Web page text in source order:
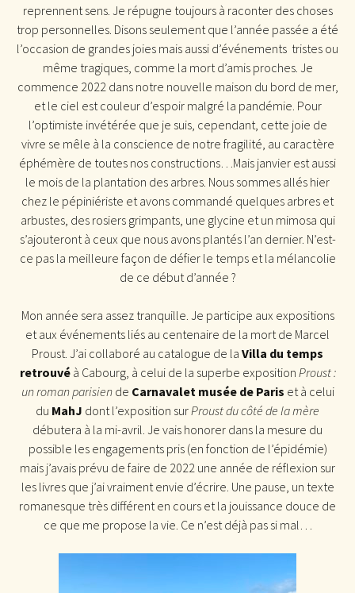
reprennent sens. Je répugne toujours à raconter des choses
trop personnelles. Disons seulement que l’année passée a été
l’occasion de grandes joies mais aussi d’événements tristes ou
même tragiques, comme la mort d’amis proches. Je
commence 2022 dans notre nouvelle maison du bord de mer,
et le ciel est couleur d’espoir malgré la pandémie. Pour
l’optimiste invétérée que je suis, cependant, cette joie de
vivre se mêle à la conscience de notre fragilité, au caractère
éphémère de toutes nos constructions…Mais janvier est aussi
le mois de la plantation des arbres. Nous sommes allés hier
chez le pépiniériste et avons commandé quelques arbres et
arbustes, des rosiers grimpants, une glycine et un mimosa qui
s’ajouteront à ceux que nous avons plantés l’an dernier. N’est-
ce pas la meilleure façon de défier le temps et la mélancolie
de ce début d’année ?
Mon année sera assez tranquille. Je participe aux expositions
et aux événements liés au centenaire de la mort de Marcel
Proust. J’ai collaboré au catalogue de la Villa du temps
retrouvéà Cabourg, à celui de la superbe exposition Proust :
un roman parisiende Carnavalet musée de Paris et à celui
du MahJ dont l’exposition surProust du côté de la mère
débutera à la mi-avril. Je vais honorer dans la mesure du
possible les engagements pris (en fonction de l’épidémie)
mais j’avais prévu de faire de 2022 une année de réflexion sur
les livres que j’ai vraiment envie d’écrire. Une pause, un texte
romanesque très différent en cours et la jouissance douce de
ce que me propose la vie. Ce n’est déjà pas si mal…